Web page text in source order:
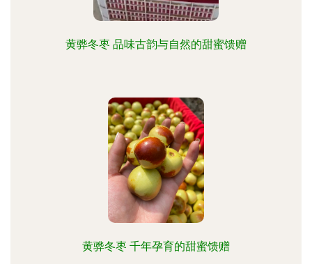
黄骅冬枣 品味古韵与自然的甜蜜馈赠
黄骅冬枣 千年孕育的甜蜜馈赠